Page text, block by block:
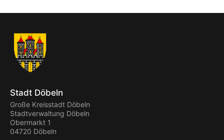
Stadt Döbeln
Große Kreisstadt Döbeln
Stadtverwaltung Döbeln
Obermarkt 1
04720 Döbeln